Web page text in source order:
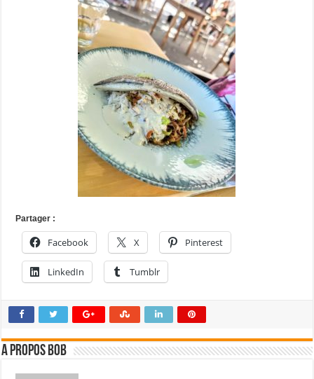
Partager :
Facebook X Pinterest
LinkedIn Tumblr
A propos bOb